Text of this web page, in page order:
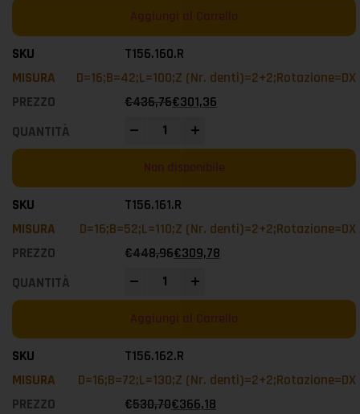
Aggiungi al Carrello
T156.160.R
D=16;B=42;L=100;Z (Nr. denti)=2+2;Rotazione=DX
€436,76€301,36
Non disponibile
T156.161.R
D=16;B=52;L=110;Z (Nr. denti)=2+2;Rotazione=DX
€448,96€309,78
Aggiungi al Carrello
T156.162.R
D=16;B=72;L=130;Z (Nr. denti)=2+2;Rotazione=DX
€530,70€366,18